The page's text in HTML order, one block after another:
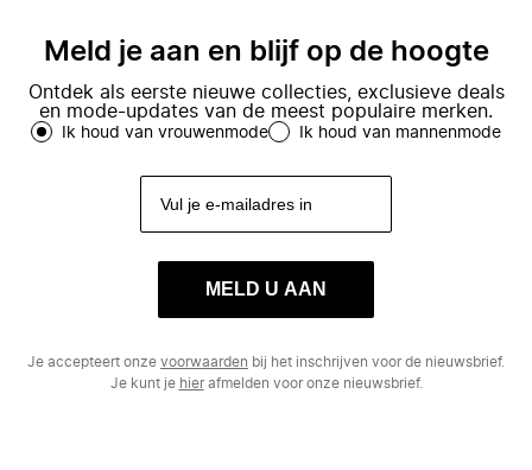
Meld je aan en blijf op de hoogte
Ontdek als eerste nieuwe collecties, exclusieve deals
en mode-updates van de meest populaire merken.
Ik houd van vrouwenmode Ik houd van mannenmode
MELD U AAN
Je accepteert onze voorwaarden bij het inschrijven voor de nieuwsbrief.
Je kunt je hierafmelden voor onze nieuwsbrief.